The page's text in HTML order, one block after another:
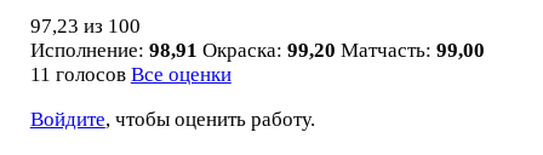
97,23 из 100
Исполнение: 98,91 Окраска: 99,20 Матчасть: 99,00
11 голосов Все оценки
Войдите, чтобы оценить работу.